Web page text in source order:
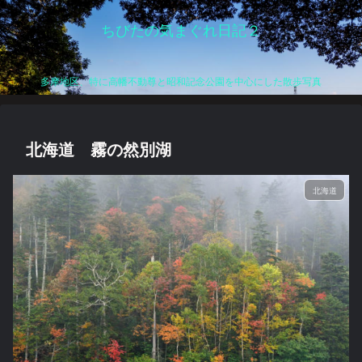
ちびたの気まぐれ日記２
多摩地区、特に高幡不動尊と昭和記念公園を中心にした散歩写真
北海道 霧の然別湖
北海道